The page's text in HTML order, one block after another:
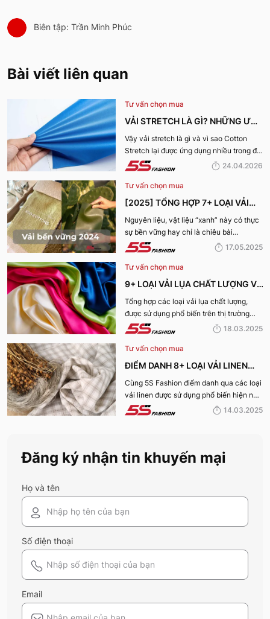
Biên tập: Trần Minh Phúc
Bài viết liên quan
Tư vấn chọn mua
VẢI STRETCH LÀ GÌ? NHỮNG ƯU
ĐIỂM VÀ ỨNG DỤNG CỦA VẢI
COTTON STRETCH
Vậy vải stretch là gì và vì sao Cotton
Stretch lại được ứng dụng nhiều trong đời
sống? Hãy cùng 5S Fashion tìm hiểu chi
24.04.2026
Tư vấn chọn mua
[2025] TỔNG HỢP 7+ LOẠI VẢI
BỀN VỮNG, THÂN THIỆN VỚI MÔI
TRƯỜNG
Nguyên liệu, vật liệu “xanh” này có thực
sự bền vững hay chỉ là chiêu bài
marketing? Cùng 5S Fashion khám phá
năm 2025 giúp bạn nhìn rõ sự thật phía
sau những chiếc bộ trang phục vừa đẹp
17.05.2025
Tư vấn chọn mua
9+ LOẠI VẢI LỤA CHẤT LƯỢNG VÀ
TỐT NHẤT HIỆN NAY
Tổng hợp các loại vải lụa chất lượng,
được sử dụng phổ biến trên thị trường
hiện nay sẽ được 5S Fashion cung cấp
tìm hiểu nhé!
18.03.2025
Tư vấn chọn mua
ĐIỂM DANH 8+ LOẠI VẢI LINEN
PHỔ BIẾN NHẤT HIỆN NAY
Cùng 5S Fashion điểm danh qua các loại
vải linen được sử dụng phổ biến hiện nay
trên thị trường cũng như ưu nhược điểm
14.03.2025
Đăng ký nhận tin khuyến mại
Họ và tên
Số điện thoại
Email